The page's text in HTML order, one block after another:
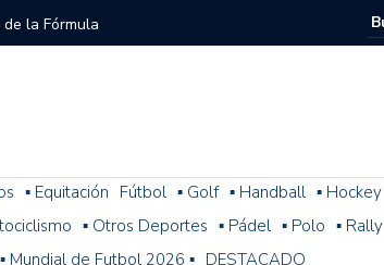
la Fórmula
en el
fecha 1
▪ Equitación Fútbol ▪ Golf ▪ Handball ▪ Hockey
▪ Otros Deportes ▪ Pádel ▪ Polo ▪ Rally
▪ Mundial de Futbol 2026 ▪ DESTACADO